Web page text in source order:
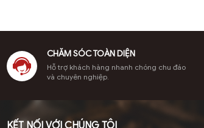
CHĂM SÓC TOÀN DIỆN
Hỗ trợ khách hàng nhanh chóng chu đáo
và chuyên nghiệp.
KẾT NỐI VỚI CHÚNG TÔI